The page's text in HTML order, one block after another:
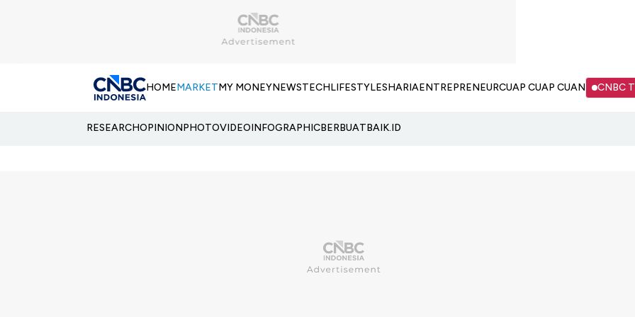
HOMEMARKETMY MONEYNEWSTECHLIFESTYLESHARIAENTREPRENEURCUAP CUAP CUAN CNBC
RESEARCHOPINIONPHOTOVIDEOINFOGRAPHICBERBUATBAIK.ID